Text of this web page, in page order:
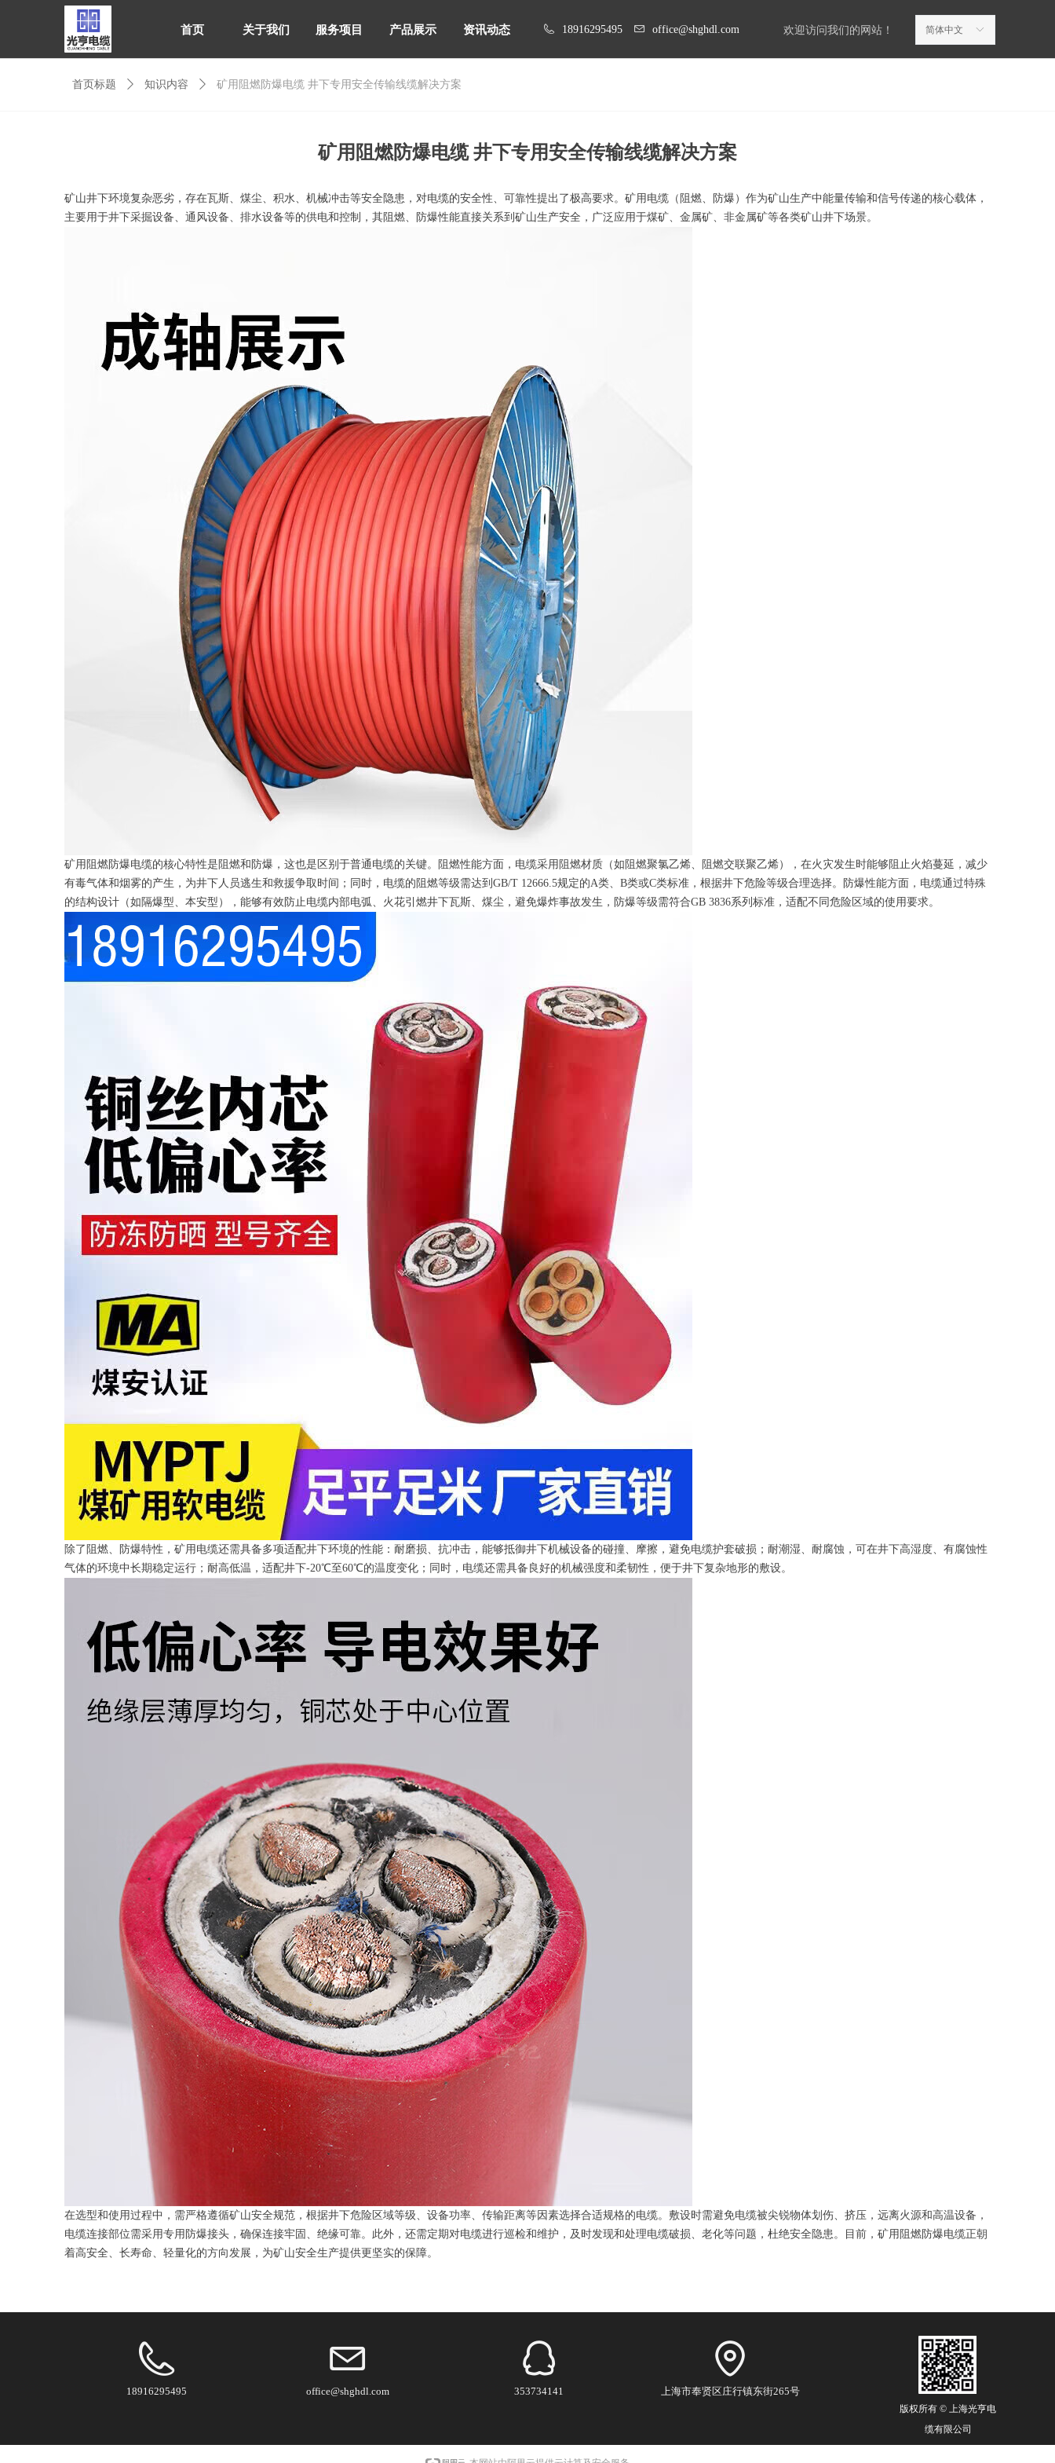
首页
首页
关于我们
关于我们
服务项目
服务项目
产品展示
产品展示
资讯动态 欢迎访问我们的网站！
18916295495 office@shghdl.com ꀅ
简体中文
首页标题 ꄲ 知识内容 ꄲ 矿用阻燃防爆电缆 井下专用安全传输线缆解决方案
矿用阻燃防爆电缆 井下专用安全传输线缆解决方案
矿山井下环境复杂恶劣，存在瓦斯、煤尘、积水、机械冲击等安全隐患，对电缆的安全性、可靠性提出了极高要求。矿用电缆（阻燃、防爆）作为矿山生产中能量传输和信号传递的核心载体，
主要用于井下采掘设备、通风设备、排水设备等的供电和控制，其阻燃、防爆性能直接关系到矿山生产安全，广泛应用于煤矿、金属矿、非金属矿等各类矿山井下场景。
矿用阻燃防爆电缆的核心特性是阻燃和防爆，这也是区别于普通电缆的关键。阻燃性能方面，电缆采用阻燃材质（如阻燃聚氯乙烯、阻燃交联聚乙烯），在火灾发生时能够阻止火焰蔓延，减少
有毒气体和烟雾的产生，为井下人员逃生和救援争取时间；同时，电缆的阻燃等级需达到GB/T 12666.5规定的A类、B类或C类标准，根据井下危险等级合理选择。防爆性能方面，电缆通过特殊
的结构设计（如隔爆型、本安型），能够有效防止电缆内部电弧、火花引燃井下瓦斯、煤尘，避免爆炸事故发生，防爆等级需符合GB 3836系列标准，适配不同危险区域的使用要求。
除了阻燃、防爆特性，矿用电缆还需具备多项适配井下环境的性能：耐磨损、抗冲击，能够抵御井下机械设备的碰撞、摩擦，避免电缆护套破损；耐潮湿、耐腐蚀，可在井下高湿度、有腐蚀性
气体的环境中长期稳定运行；耐高低温，适配井下-20℃至60℃的温度变化；同时，电缆还需具备良好的机械强度和柔韧性，便于井下复杂地形的敷设。
在选型和使用过程中，需严格遵循矿山安全规范，根据井下危险区域等级、设备功率、传输距离等因素选择合适规格的电缆。敷设时需避免电缆被尖锐物体划伤、挤压，远离火源和高温设备，
电缆连接部位需采用专用防爆接头，确保连接牢固、绝缘可靠。此外，还需定期对电缆进行巡检和维护，及时发现和处理电缆破损、老化等问题，杜绝安全隐患。目前，矿用阻燃防爆电缆正朝
着高安全、长寿命、轻量化的方向发展，为矿山安全生产提供更坚实的保障。
版权所有 © 上海光亨电
缆有限公司
18916295495 office@shghdl.com 353734141 上海市奉贤区庄行镇东街265号